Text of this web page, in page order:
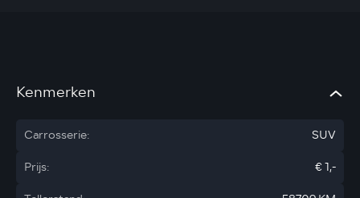
Kenmerken
Carrosserie:
SUV
Prijs:
€ 1,-